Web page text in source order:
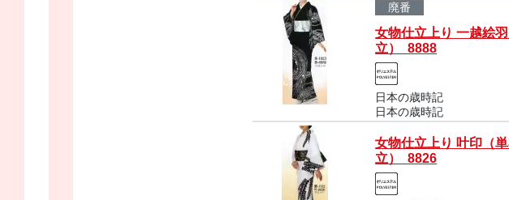
廃番
女物仕立上り 一越絵
立） 8888
日本の歳時記
日本の歳時記
女物仕立上り 叶印（
立） 8826